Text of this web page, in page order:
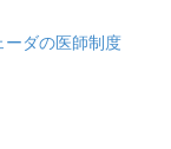
ーダの医師制度